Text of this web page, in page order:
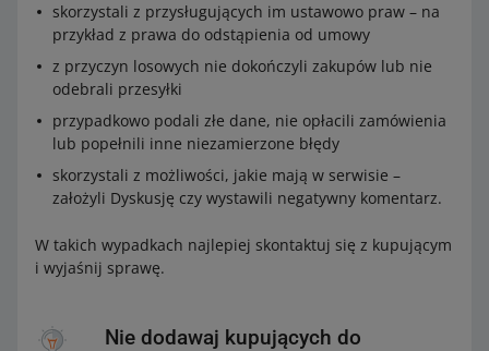
skorzystali z przysługujących im ustawowo praw – na
przykład z prawa do odstąpienia od umowy
z przyczyn losowych nie dokończyli zakupów lub nie
odebrali przesyłki
przypadkowo podali złe dane, nie opłacili zamówienia
lub popełnili inne niezamierzone błędy
skorzystali z możliwości, jakie mają w serwisie –
założyli Dyskusję czy wystawili negatywny komentarz.
W takich wypadkach najlepiej skontaktuj się z kupującym
i wyjaśnij sprawę.
Nie dodawaj kupujących do